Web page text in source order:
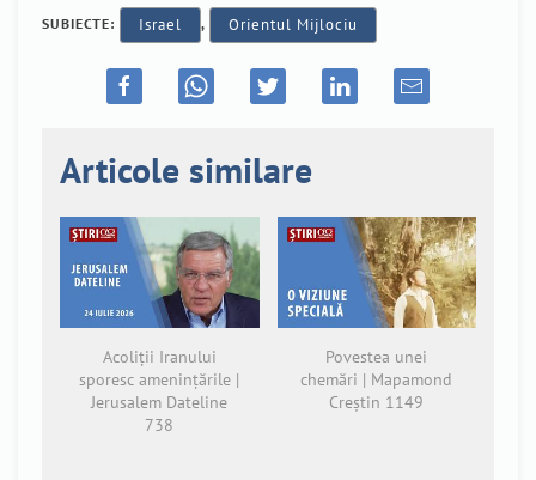
SUBIECTE: Israel , Orientul Mijlociu
Articole similare
Acoliții Iranului
sporesc amenințările |
Jerusalem Dateline
738
Povestea unei
chemări | Mapamond
Creștin 1149